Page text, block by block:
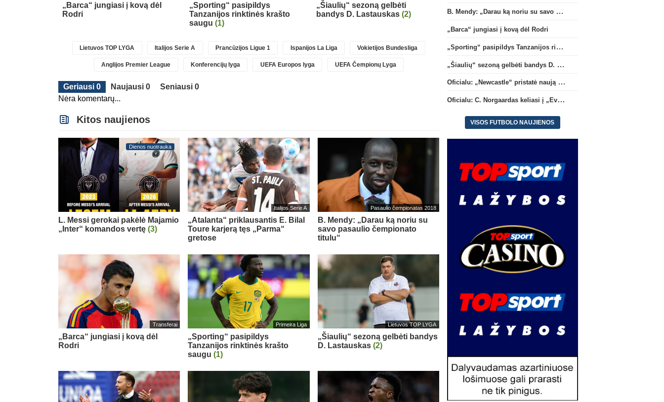
„Barca“ jungiasi į kovą dėl
Rodri
„Sporting“ pasipildys
Tanzanijos rinktinės krašto
saugu (1)
„Šiaulių“ sezoną gelbėti
bandys D. Lastauskas (2)
naują strategą(1)
Lietuvos TOP LYGA Italijos Serie A Prancūzijos Ligue 1 Ispanijos La Liga Vokietijos Bundesliga
Anglijos Premier League Konferencijų lyga UEFA Europos lyga UEFA Čempionų Lyga
Geriausi 0 Naujausi 0
Seniausi 0
Nėra komentarų...
Kitos naujienos
Dienos nuotrauka
L. Messi gerokai pakėlė Majamio
„Inter“ komandos vertę (3)
Italijos Serie A
„Atalanta“ priklausantis E. Bilal
Toure karjerą tęs „Parma“
gretose
Pasaulio čempionatas 2018
B. Mendy: „Darau ką noriu su
savo pasaulio čempionato
titulu“
Transferai
„Barca“ jungiasi į kovą dėl
Rodri
Primeira Liga
„Sporting“ pasipildys
Tanzanijos rinktinės krašto
saugu(1)
Lietuvos TOP LYGA
„Šiaulių“ sezoną gelbėti bandys
D. Lastauskas (2)
B. Mendy: „Darau ką noriu su savo pasaulio čempionato titulu“
„Barca“ jungiasi į kovą dėl Rodri
„Sporting“ pasipildys Tanzanijos rinktinės krašto saugu
„Šiaulių“ sezoną gelbėti bandys D. Lastauskas
Oficialu: „Newcastle“ pristatė naują strategą
Oficialu: C. Norgaardas keliasi į „Everton“
VISOS FUTBOLO NAUJIENOS